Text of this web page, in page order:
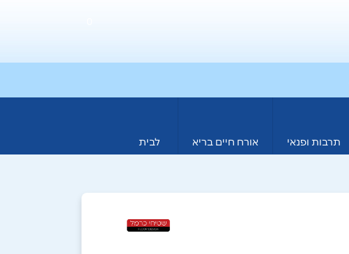
תרבות ופנאי אורח חיים בריא לבית